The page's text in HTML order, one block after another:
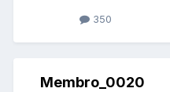
350
Membro_0020